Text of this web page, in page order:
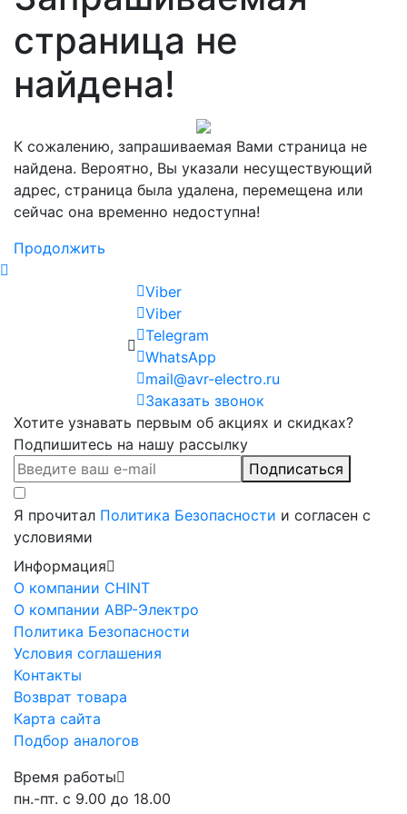
страница не
найдена!
К сожалению, запрашиваемая Вами страница не
найдена. Вероятно, Вы указали несуществующий
адрес, страница была удалена, перемещена или
сейчас она временно недоступна!
Продолжить
Viber
Viber
Telegram
WhatsApp
mail@avr-electro.ru
Заказать звонок
Хотите узнавать первым об акциях и скидках?
Подпишитесь на нашу рассылку
Подписаться
Я прочитал Политика Безопасности и согласен с
условиями
Информация
О компании CHINT
О компании АВР-Электро
Политика Безопасности
Условия соглашения
Контакты
Возврат товара
Карта сайта
Подбор аналогов
Время работы
пн.-пт. с 9.00 до 18.00